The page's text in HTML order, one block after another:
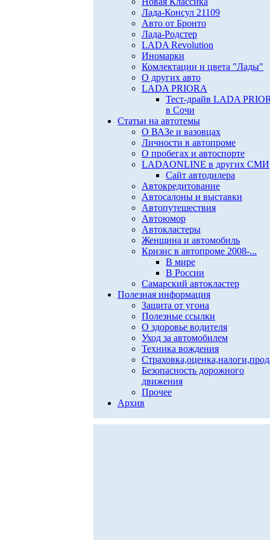
Лада-Консул 21109
Авто от Бронто
Лада-Родстер
LADA Revolution
Иномарки
Комлектации и цвета "Лады"
О других авто
LADA PRIORA
Тест-драйв LADA
в Сочи
Статьи на автотемы
О ВАЗе и вазовцах
Личности в автопроме
О пробегах и автоспорте
LADAONLINE в других СМИ
Сайт автодилера
Автокредитование
Автосалоны и выставки
Автопутешествия
Автоюмор
Автокластеры
Женщина и автомобиль
Кризис в автопроме 2008-...
В мире
В России
Самарский автокластер
Полезная информация
Защита от угона
Полезные ссылки
О здоровье водителя
Уход за автомобилем
Техника вождения
Безопасность дорожного
движения
Прочее
Архив